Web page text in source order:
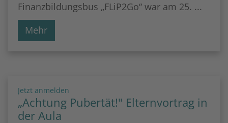
Finanzbildungsbus „FLiP2Go“ war am 25. ...
Mehr
Jetzt anmelden
„Achtung Pubertät!" Elternvortrag in
der Aula